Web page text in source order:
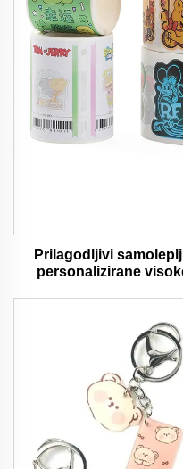
Prilagodljivi
personalizirane